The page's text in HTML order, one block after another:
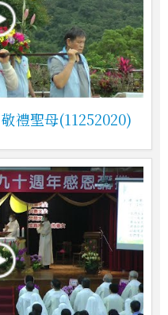
禮聖母(11252020)